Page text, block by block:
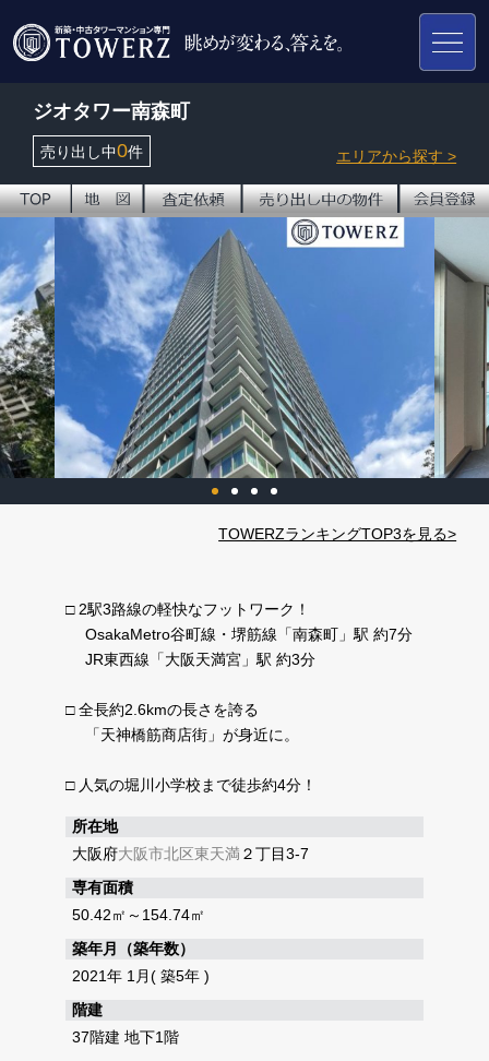
ジオタワー南森町
売り出し中0件 エリアから探す >
TOWERZランキングTOP3を見る>
□ 2駅3路線の軽快なフットワーク！
OsakaMetro谷町線・堺筋線「南森町」駅 約7分
JR東西線「大阪天満宮」駅 約3分
□ 全長約2.6kmの長さを誇る
「天神橋筋商店街」が身近に。
□ 人気の堀川小学校まで徒歩約4分！
所在地
大阪府大阪市北区東天満 ２丁目3-7
専有面積
50.42㎡～154.74㎡
築年月（築年数）
2021年 1月( 築5年 )
階建
37階建 地下1階